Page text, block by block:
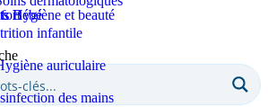
Bébé
Hygiène et beauté
infantile
auriculaire
des mains